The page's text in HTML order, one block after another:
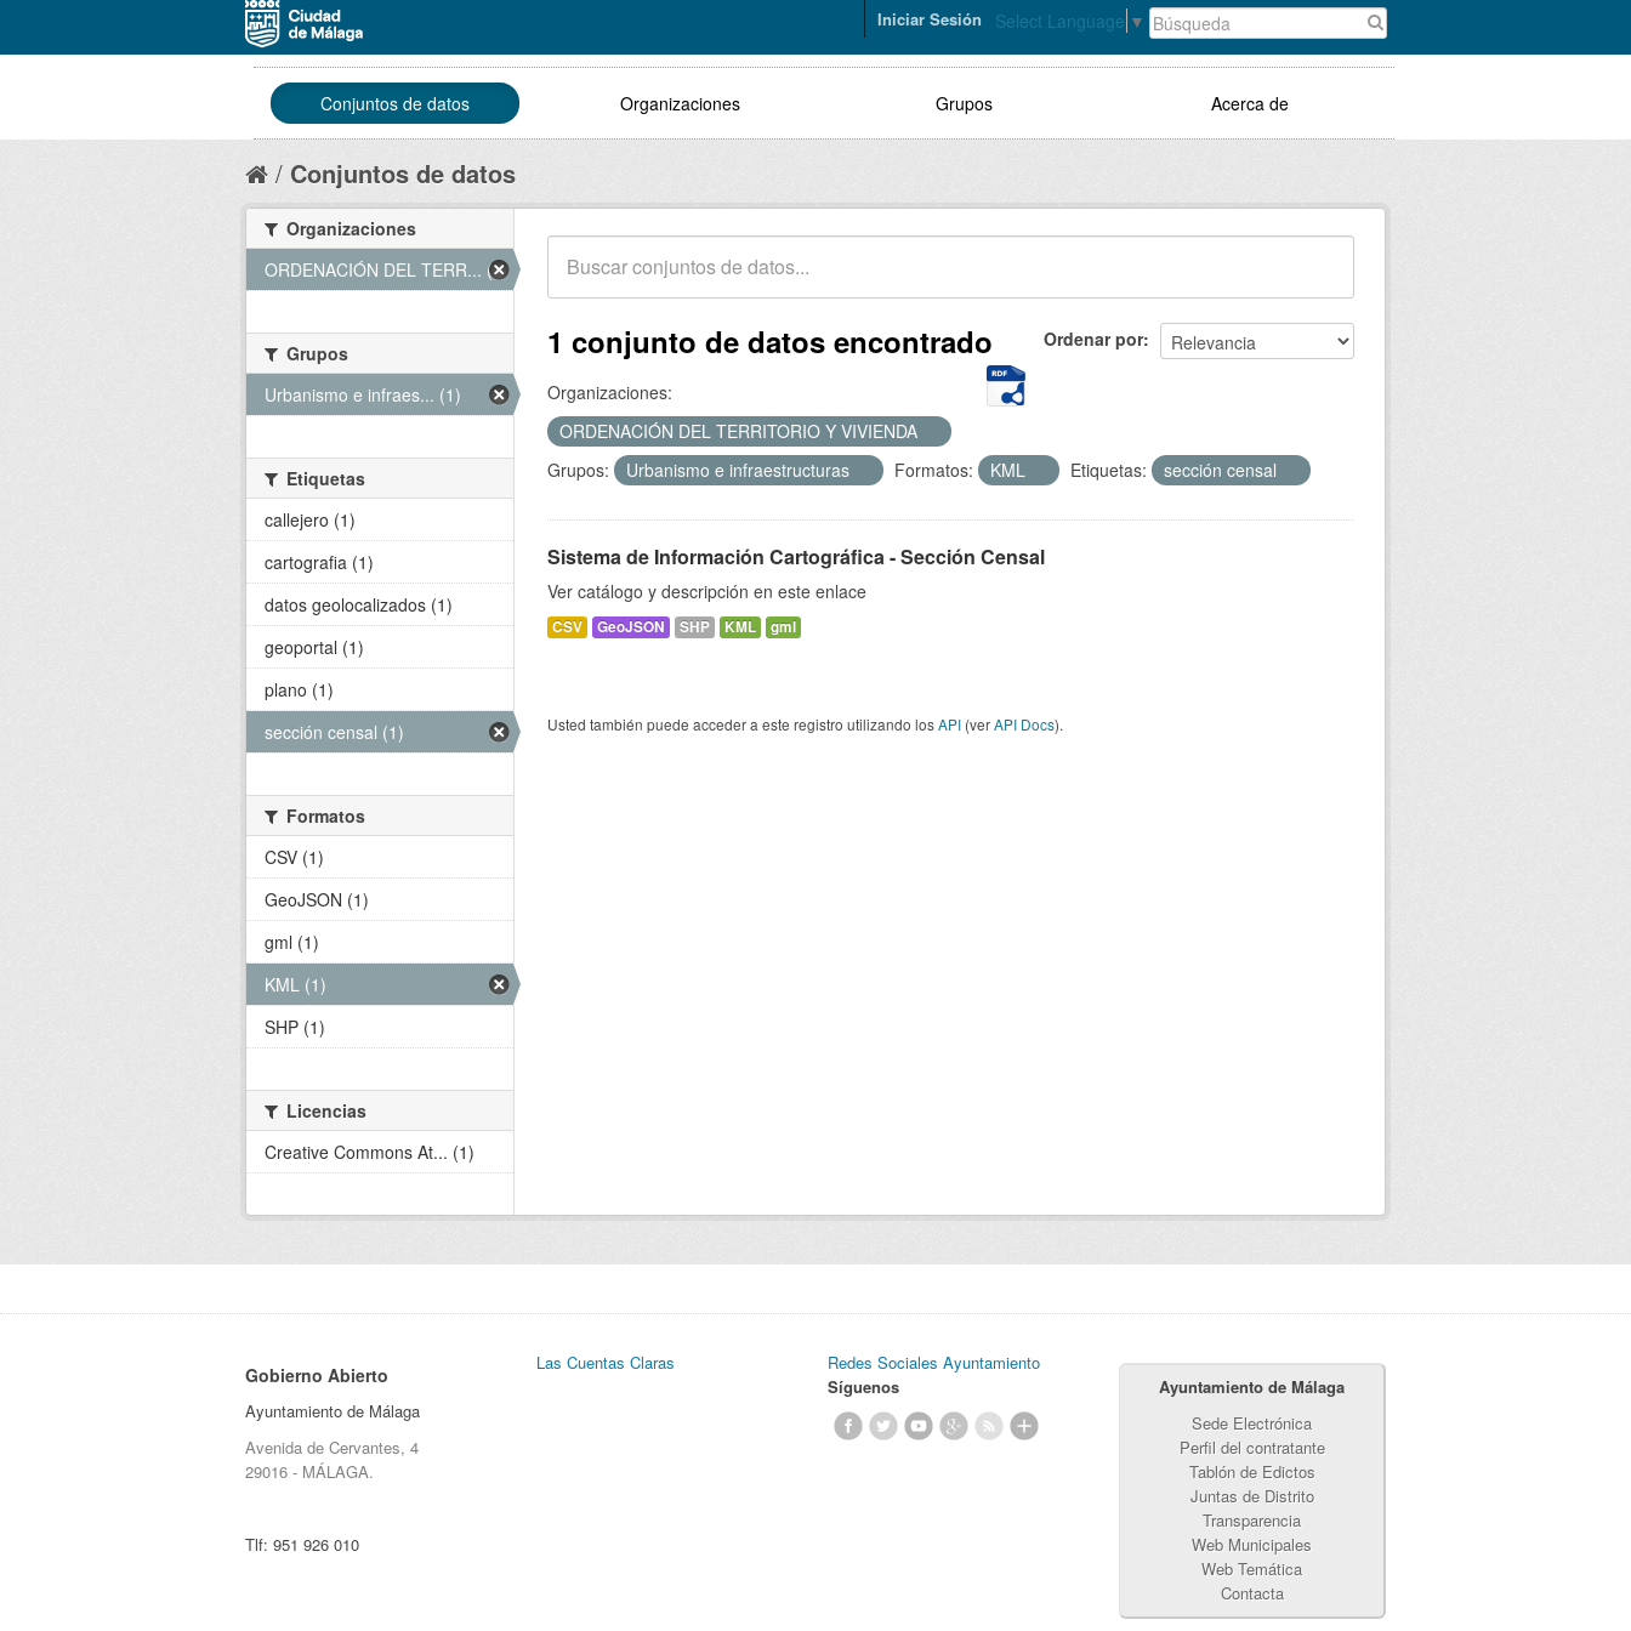
Select Language ▼
Iniciar Sesión
Conjuntos de datos Organizaciones Grupos Acerca de
Conjuntos de datos
Ordenar por
1 conjunto de datos encontrado
Organizaciones:
ORDENACIÓN DEL TERRITORIO Y VIVIENDA
Grupos:
Urbanismo e infraestructuras Formatos: KML Etiquetas: sección censal
Sistema de Información Cartográfica - Sección Censal
Ver catálogo y descripción en este enlace
CSV GeoJSON SHP KML gml
Usted también puede acceder a este registro utilizando losAPI (verAPI Docs).
Organizaciones
ORDENACIÓN DEL TERR... (1)
Grupos
Urbanismo e infraes... (1)
Etiquetas
callejero (1)
cartografia (1)
datos geolocalizados (1)
geoportal (1)
plano (1)
sección censal (1)
Formatos
CSV (1)
GeoJSON (1)
gml (1)
KML (1)
SHP (1)
Licencias
Creative Commons At... (1)
Gobierno Abierto
Ayuntamiento de Málaga
Avenida de Cervantes, 4
29016 - MÁLAGA.
Tlf: 951 926 010
Las Cuentas Claras
Redes Sociales Ayuntamiento
Síguenos
Ayuntamiento de Málaga
Sede Electrónica
Perfil del contratante
Tablón de Edictos
Juntas de Distrito
Transparencia
Web Municipales
Web Temática
Contacta